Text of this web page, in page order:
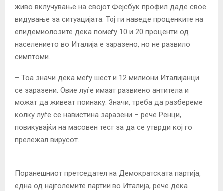
живо вклучување на својот Фејсбук профил даде свое
видување за ситуацијата. Тој ги наведе проценките на
епидемиолозите дека помеѓу 10 и 20 проценти од
населението во Италија е заразено, но не развило
симптоми.
– Тоа значи дека меѓу шест и 12 милиони Италијанци
се заразени. Овие луѓе имаат развиено антитела и
можат да живеат поинаку. Значи, треба да разбереме
колку луѓе се навистина заразени – рече Ренци,
повикувајќи на масовен тест за да се утврди кој го
прележал вирусот.
Поранешниот претседател на Демократската партија,
една од најголемите партии во Италија, рече дека